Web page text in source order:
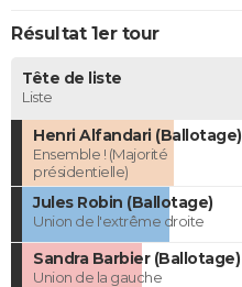
Résultat 1er tour
Tête de liste
Liste
Henri Alfandari (Ballotage)
Ensemble ! (Majorité
présidentielle)
Jules Robin (Ballotage)
Union de l'extrême droite
Sandra Barbier (Ballotage)
Union de la gauche